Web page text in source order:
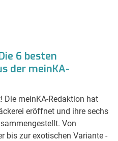
6 besten
der meinKA-
meinKA-Redaktion hat
eröffnet und ihre sechs
Von
bis zur exotischen Variante -